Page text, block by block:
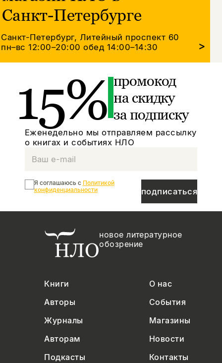
Санкт-Петербурге
Санкт-Петербург, Литейный проспект 60
пн–вс 12:00–20:00обед 14:00–14:30 >
15% промокод
на скидку
за подписку
Еженедельно мы отправляем рассылку
о книгах и событиях НЛО
подписаться
Я соглашаюсь с Политикой
конфиденциальности
новое литературное
обозрение
Книги
О нас
Авторы
События
Журналы
Магазины
Авторам
Новости
Подкасты
Контакты